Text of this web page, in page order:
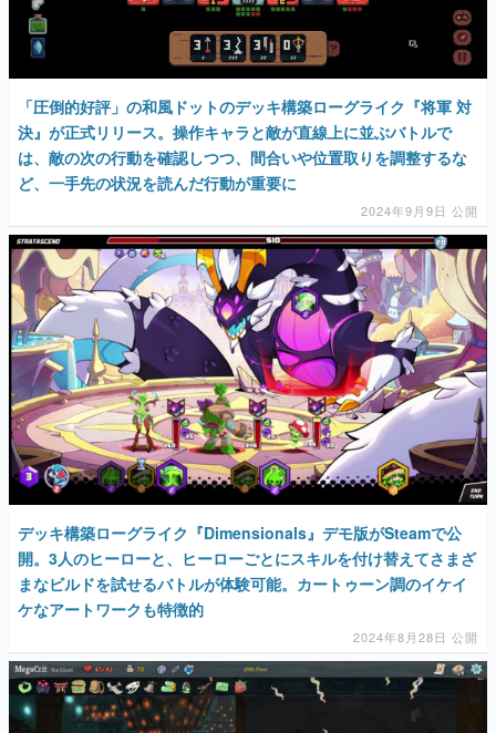
「圧倒的好評」の和風ドットのデッキ構築ローグライク『将軍 対
決』が正式リリース。操作キャラと敵が直線上に並ぶバトルで
は、敵の次の行動を確認しつつ、間合いや位置取りを調整するな
ど、一手先の状況を読んだ行動が重要に
2024年9月9日 公開
デッキ構築ローグライク『Dimensionals』デモ版がSteamで公
開。3人のヒーローと、ヒーローごとにスキルを付け替えてさまざ
まなビルドを試せるバトルが体験可能。カートゥーン調のイケイ
ケなアートワークも特徴的
2024年8月28日 公開